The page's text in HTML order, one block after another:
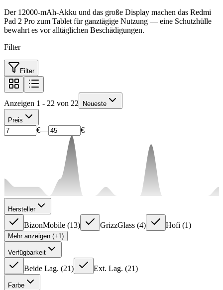
Der 12000-mAh-Akku und das große Display machen das Redmi
Pad 2 Pro zum Tablet für ganztägige Nutzung — eine Schutzhülle
bewahrt es vor alltäglichen Beschädigungen.
Filter
Filter
Anzeigen 1 - 22 von 22 Neueste
Preis
€— €
Hersteller
BizonMobile (13) GrizzGlass (4) Hofi (1)
Mehr anzeigen (+1)
Verfügbarkeit
Beide Lag. (21) Ext. Lag. (21)
Farbe